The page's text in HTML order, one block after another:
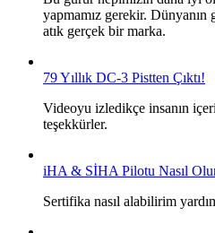
yapmamız gerekir. Dünyanın
atık gerçek bir marka.
79 Yıllık DC-3 Pistten Çıktı!
Videoyu izledikçe insanın
teşekkürler.
iHA & SİHA Pilotu Nasıl
Sertifika nasıl alabilirim